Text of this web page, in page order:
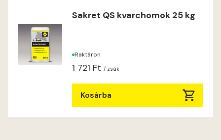
Sakret QS kvarchomok 25 kg
Raktáron
1 721 Ft / zsák
Kosárba